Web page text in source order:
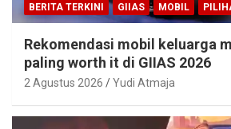
BERITA TERKINI GIIAS MOBIL
Rekomendasi mobil keluarga
paling worth it di GIIAS 2026
2 Agustus 2026 Yudi Atmaja